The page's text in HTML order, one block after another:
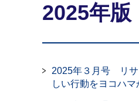
2025年版
2025年３月号 リサ
しい行動をヨコハマ